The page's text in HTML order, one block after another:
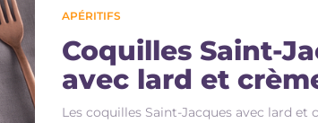
APÉRITIFS
Coquilles Saint-
avec lard et
marrons
Les coquilles Saint-Jacques avec lard et